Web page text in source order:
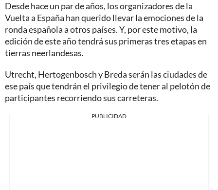
Desde hace un par de años, los organizadores de la
Vuelta a España han querido llevar la emociones de la
ronda española a otros países. Y, por este motivo, la
edición de este año tendrá sus primeras tres etapas en
tierras neerlandesas.
Utrecht, Hertogenbosch y Breda serán las ciudades de
ese país que tendrán el privilegio de tener al pelotón de
participantes recorriendo sus carreteras.
PUBLICIDAD